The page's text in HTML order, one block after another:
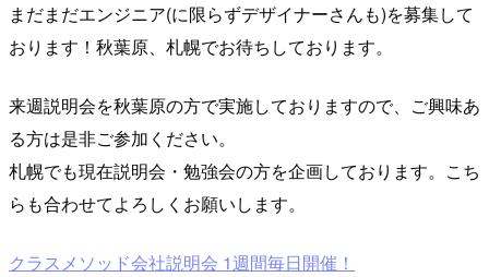
まだまだエンジニア(に限らずデザイナーさんも)を募集して
おります！秋葉原、札幌でお待ちしております。
来週説明会を秋葉原の方で実施しておりますので、ご興味あ
る方は是非ご参加ください。
札幌でも現在説明会・勉強会の方を企画しております。こち
らも合わせてよろしくお願いします。
クラスメソッド会社説明会 1週間毎日開催！